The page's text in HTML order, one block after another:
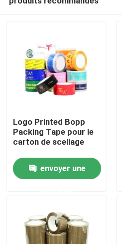
Produits
Vidéos
Visite d'usine
Logo Printed Bopp
Packing Tape pour le
carton de scellage
envoyer une